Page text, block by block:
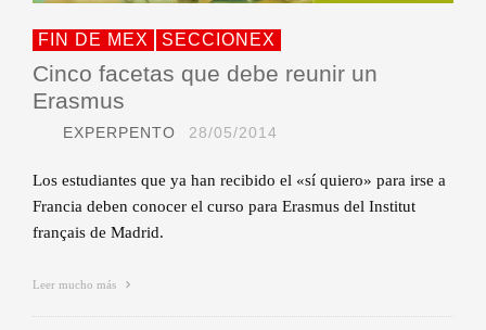
FIN DE MEX SECCIONEX
Cinco facetas que debe reunir un
Erasmus
EXPERPENTO 28/05/2014
Los estudiantes que ya han recibido el «sí quiero» para irse a
Francia deben conocer el curso para Erasmus del Institut
français de Madrid.
Leer mucho más